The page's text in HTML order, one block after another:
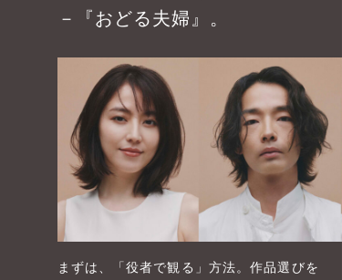
－『おどる夫婦』。
まずは、「役者で観る」方法。作品選びを